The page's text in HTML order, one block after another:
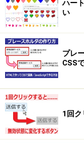
ハー
い
プレ
CSS
1回ク